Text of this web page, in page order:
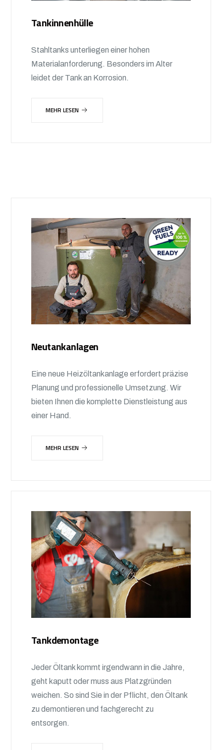
Tankinnenhülle
Stahltanks unterliegen einer hohen
Materialanforderung. Besonders im Alter
leidet der Tank an Korrosion.
MEHR LESEN
Neutankanlagen
Eine neue Heizöltankanlage erfordert präzise
Planung und professionelle Umsetzung. Wir
bieten Ihnen die komplette Dienstleistung aus
einer Hand.
MEHR LESEN
Tankdemontage
Jeder Öltank kommt irgendwann in die Jahre,
geht kaputt oder muss aus Platzgründen
weichen. So sind Sie in der Pflicht, den Öltank
zu demontieren und fachgerecht zu
entsorgen.